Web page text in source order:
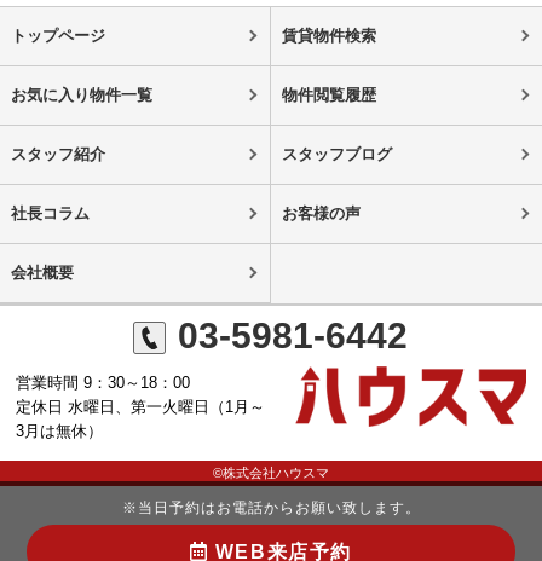
トップページ 賃貸物件検索
お気に入り物件一覧 物件閲覧履歴
スタッフ紹介 スタッフブログ
社長コラム お客様の声
会社概要
03-5981-6442
営業時間 9：30～18：00
定休日 水曜日、第一火曜日（1月～
3月は無休）
©株式会社ハウスマ
※当日予約はお電話からお願い致します。
WEB来店予約